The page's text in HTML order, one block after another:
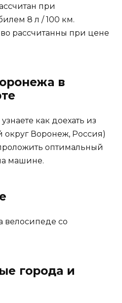
при
8 л / 100 км.
рассчитанны при цене
в
как доехать из
округ Воронеж, Россия)
оптимальный
машине.
со
города и